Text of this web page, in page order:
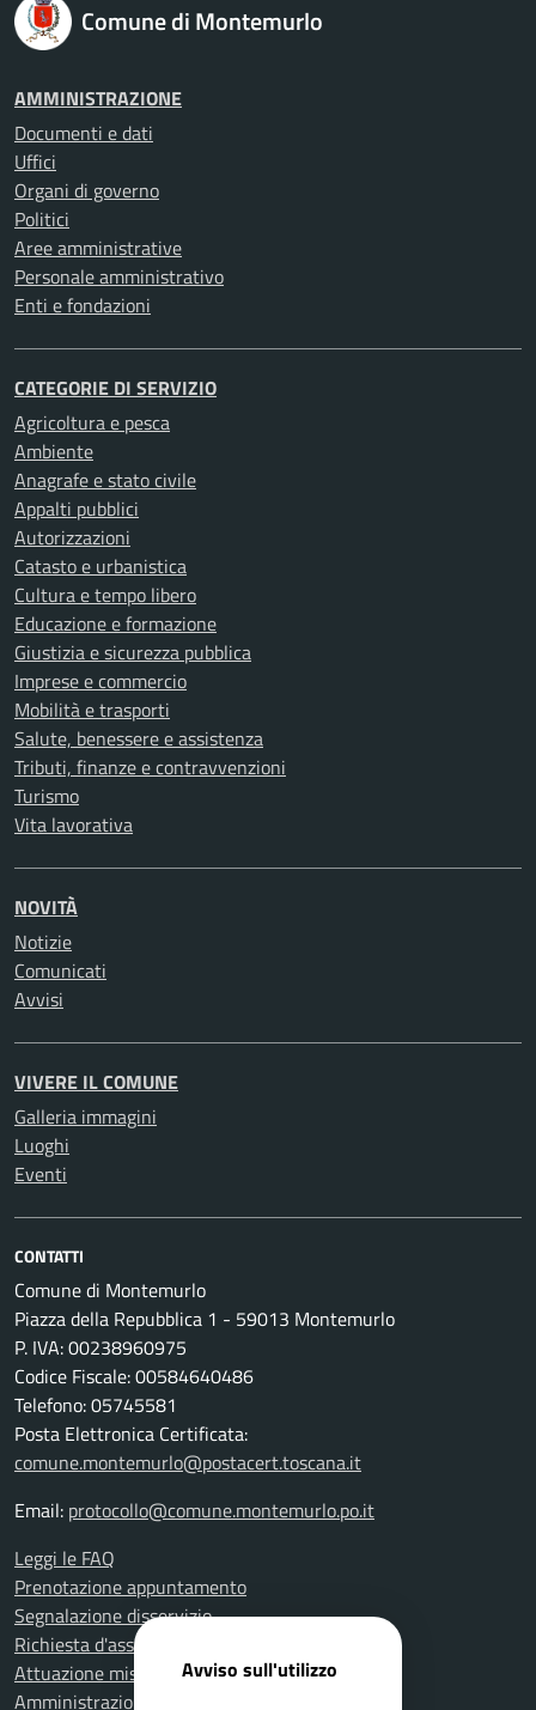
Comune di Montemurlo
AMMINISTRAZIONE
Documenti e dati
Uffici
Organi di governo
Politici
Aree amministrative
Personale amministrativo
Enti e fondazioni
CATEGORIE DI SERVIZIO
Agricoltura e pesca
Ambiente
Anagrafe e stato civile
Appalti pubblici
Autorizzazioni
Catasto e urbanistica
Cultura e tempo libero
Educazione e formazione
Giustizia e sicurezza pubblica
Imprese e commercio
Mobilità e trasporti
Salute, benessere e assistenza
Tributi, finanze e contravvenzioni
Turismo
Vita lavorativa
NOVITÀ
Notizie
Comunicati
Avvisi
VIVERE IL COMUNE
Galleria immagini
Luoghi
Eventi
CONTATTI
Comune di Montemurlo
Piazza della Repubblica 1 - 59013 Montemurlo
P. IVA: 00238960975
Codice Fiscale: 00584640486
Telefono: 05745581
Posta Elettronica Certificata:
comune.montemurlo@postacert.toscana.it
Email: protocollo@comune.montemurlo.po.it
Leggi le FAQ
Prenotazione appuntamento
Segnalazione disservizio
Richiesta d'assistenza
Attuazione misure PNRR
Amministrazione trasparente
Avviso sull'utilizzo